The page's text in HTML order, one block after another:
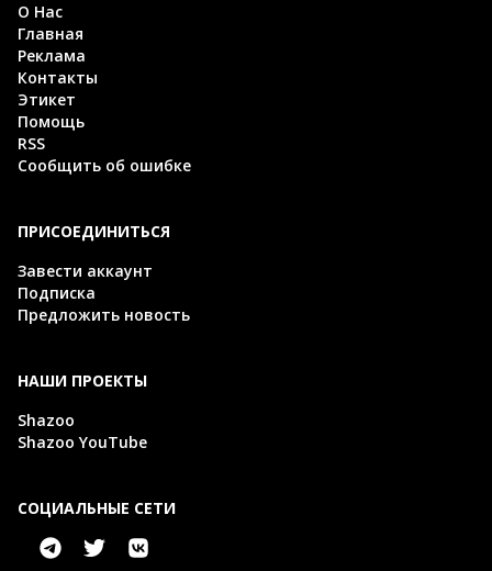
О Нас
Главная
Реклама
Контакты
Этикет
Помощь
RSS
Сообщить об ошибке
ПРИСОЕДИНИТЬСЯ
Завести аккаунт
Подписка
Предложить новость
НАШИ ПРОЕКТЫ
Shazoo
Shazoo YouTube
СОЦИАЛЬНЫЕ СЕТИ